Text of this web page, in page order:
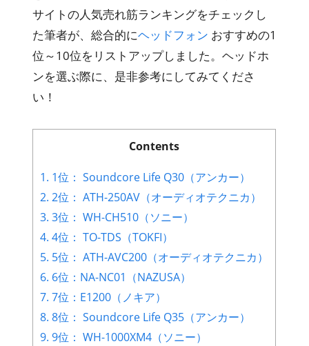
サイトの人気売れ筋ランキングをチェックし
た筆者が、総合的にヘッドフォン おすすめの1
位～10位をリストアップしました。ヘッドホ
ンを選ぶ際に、是非参考にしてみてくださ
い！
Contents
1. 1位： Soundcore Life Q30（アンカー）
2. 2位： ATH-250AV（オーディオテクニカ）
3. 3位： WH-CH510（ソニー）
4. 4位： TO-TDS（TOKFI）
5. 5位： ATH-AVC200（オーディオテクニカ）
6. 6位：NA-NC01（NAZUSA）
7. 7位：E1200（ノキア）
8. 8位： Soundcore Life Q35（アンカー）
9. 9位： WH-1000XM4（ソニー）